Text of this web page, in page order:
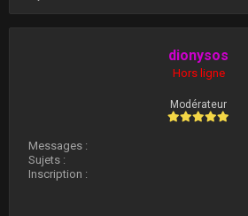
dionysos
Hors ligne
Modérateur
Messages :
Sujets :
Inscription :